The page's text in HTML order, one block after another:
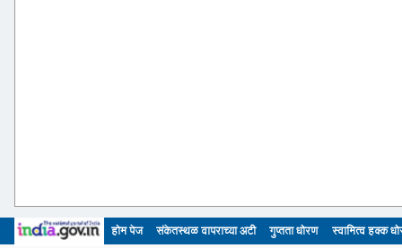
होम पेज संकेतस्थळ वापराच्या अटी गुप्तता धोरण
स्वामित्व हक्क